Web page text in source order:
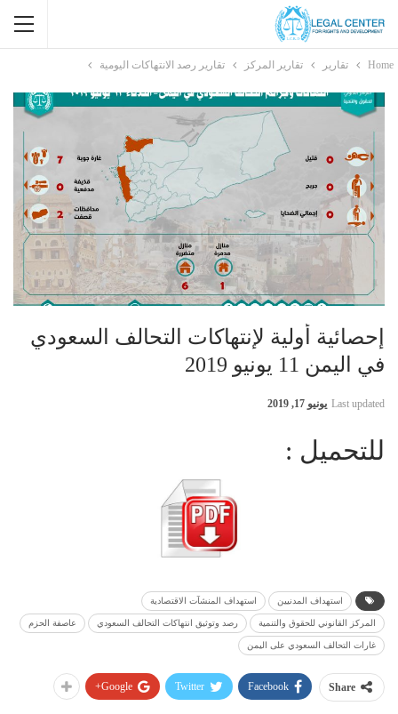
Home تقارير تقارير المركز تقارير رصد الانتهاكات اليومية
إحصائية أولية لإنتهاكات التحالف السعودي
في اليمن 11 يونيو 2019
Last updated يونيو 17, 2019
للتحميل :
استهداف المدنيين استهداف المنشآت الاقتصادية
المركز القانوني للحقوق والتنمية رصد وتوثيق انتهاكات التحالف السعودي عاصفة الحزم
غارات التحالف السعودي على اليمن
Share
Facebook
Twitter
Google+